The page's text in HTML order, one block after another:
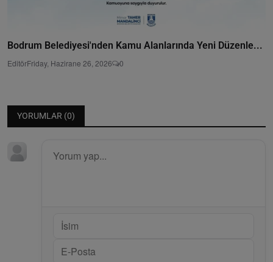
Bodrum Belediyesi'nden Kamu Alanlarında Yeni Düzenle...
EditörFriday, Hazirane 26, 2026 0
YORUMLAR (0)